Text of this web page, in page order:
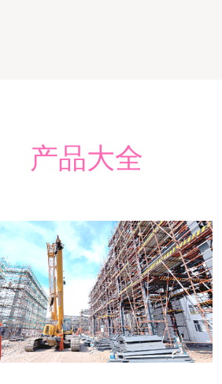
产品大全